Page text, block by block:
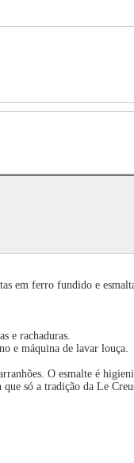
em ferro fundido e
e rachaduras.
e máquina de lavar louça.
O esmalte é
só a tradição da Le